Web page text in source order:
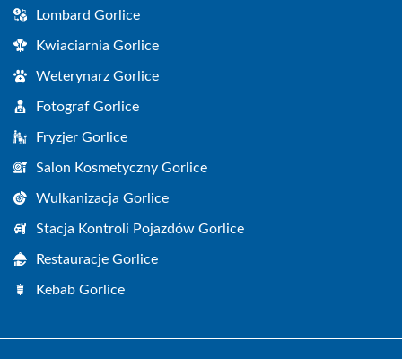
Lombard Gorlice
Kwiaciarnia Gorlice
Weterynarz Gorlice
Fotograf Gorlice
Fryzjer Gorlice
Salon Kosmetyczny Gorlice
Wulkanizacja Gorlice
Stacja Kontroli Pojazdów Gorlice
Restauracje Gorlice
Kebab Gorlice